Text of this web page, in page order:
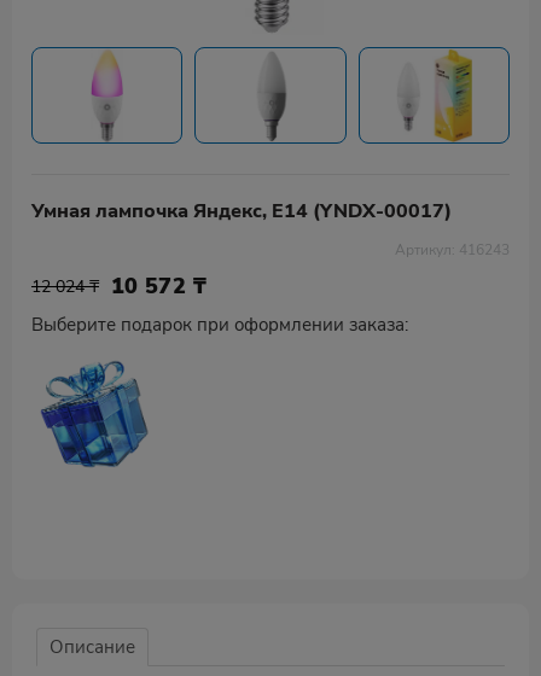
Умная лампочка Яндекс, Е14 (YNDX-00017)
Артикул: 416243
12 024 ₸ 10 572 ₸
Выберите подарок при оформлении заказа:
Описание